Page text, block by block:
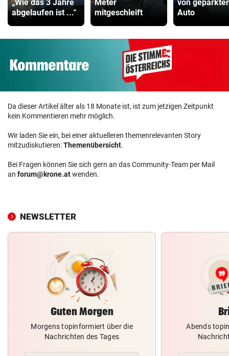
„Wie das 3 Jahre
abgelaufen ist ...“
Meter
mitgeschleift
von
Auto
Da dieser Artikel älter als 18 Monate ist, ist zum jetzigen Zeitpunkt
kein Kommentieren mehr möglich.
Wir laden Sie ein, bei einer aktuelleren themenrelevanten Story
mitzudiskutieren:Themenübersicht.
Bei Fragen können Sie sich gern an das Community-Team per Mail
an forum@krone.atwenden.
NEWSLETTER
Guten Morgen
Morgens topinformiert über die
Nachrichten des Tages
Abends